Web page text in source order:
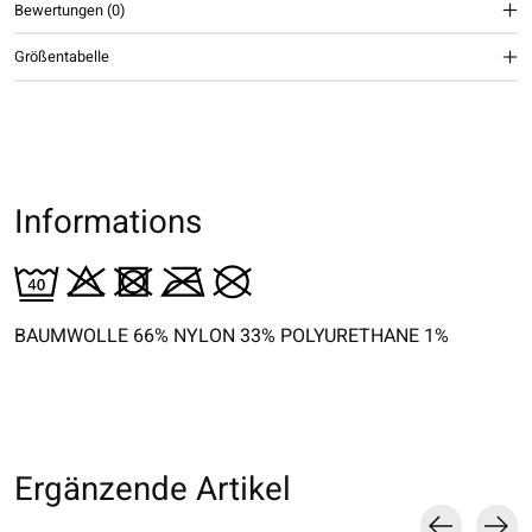
Bewertungen (0)
Größentabelle
Informations
BAUMWOLLE 66% NYLON 33% POLYURETHANE 1%
Ergänzende Artikel